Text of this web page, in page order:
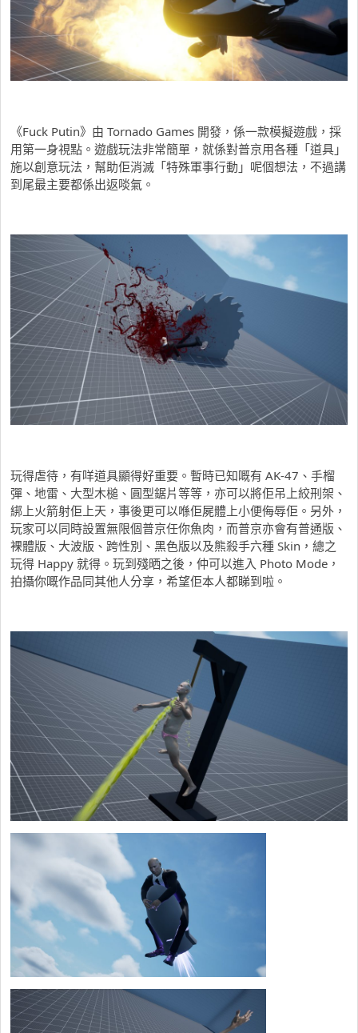
《Fuck Putin》由 Tornado Games 開發，係一款模擬遊戲，採
用第一身視點。遊戲玩法非常簡單，就係對普京用各種「道具」
施以創意玩法，幫助佢消滅「特殊軍事行動」呢個想法，不過講
到尾最主要都係出返啖氣。
玩得虐待，有咩道具顯得好重要。暫時已知嘅有 AK-47、手榴
彈、地雷、大型木槌、圓型鋸片等等，亦可以將佢吊上絞刑架、
綁上火箭射佢上天，事後更可以喺佢屍體上小便侮辱佢。另外，
玩家可以同時設置無限個普京任你魚肉，而普京亦會有普通版、
裸體版、大波版、跨性別、黑色版以及熊殺手六種 Skin，總之
玩得 Happy 就得。玩到殘晒之後，仲可以進入 Photo Mode，
拍攝你嘅作品同其他人分享，希望佢本人都睇到啦。